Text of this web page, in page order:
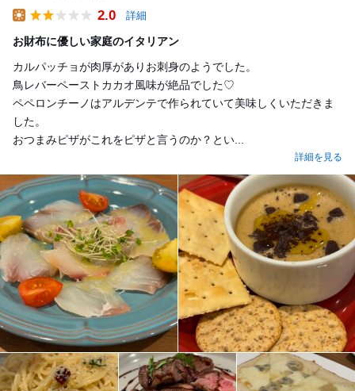
2.0 詳細
お財布に優しい家庭のイタリアン
カルパッチョが肉厚がありお刺身のようでした。
鳥レバーペーストカカオ風味が絶品でした♡
ペペロンチーノはアルデンテで作られていて美味しくいただきま
した。
おつまみピザがこれをピザと言うのか？とい...
詳細を見る